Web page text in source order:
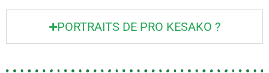
PORTRAITS DE PRO KESAKO ?